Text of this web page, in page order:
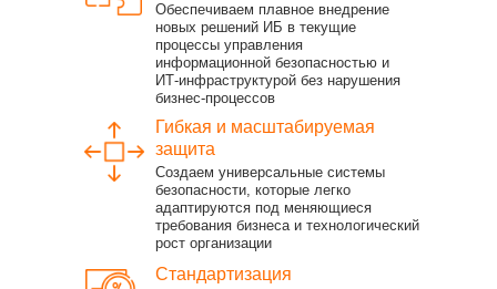
Обеспечиваем плавное внедрение
новых решений ИБ в текущие
процессы управления
информационной безопасностью и
ИТ-инфраструктурой без нарушения
бизнес-процессов
Стандартизация
Создаем универсальные системы
безопасности, которые легко
адаптируются под меняющиеся
требования бизнеса и технологический
рост организации
Гибкая и масштабируемая
защита